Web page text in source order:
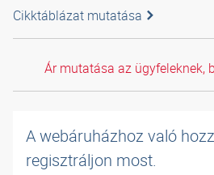
Cikktáblázat mutatása
Ár mutatása az ügyfeleknek,
A webáruházhoz való
regisztráljon most.